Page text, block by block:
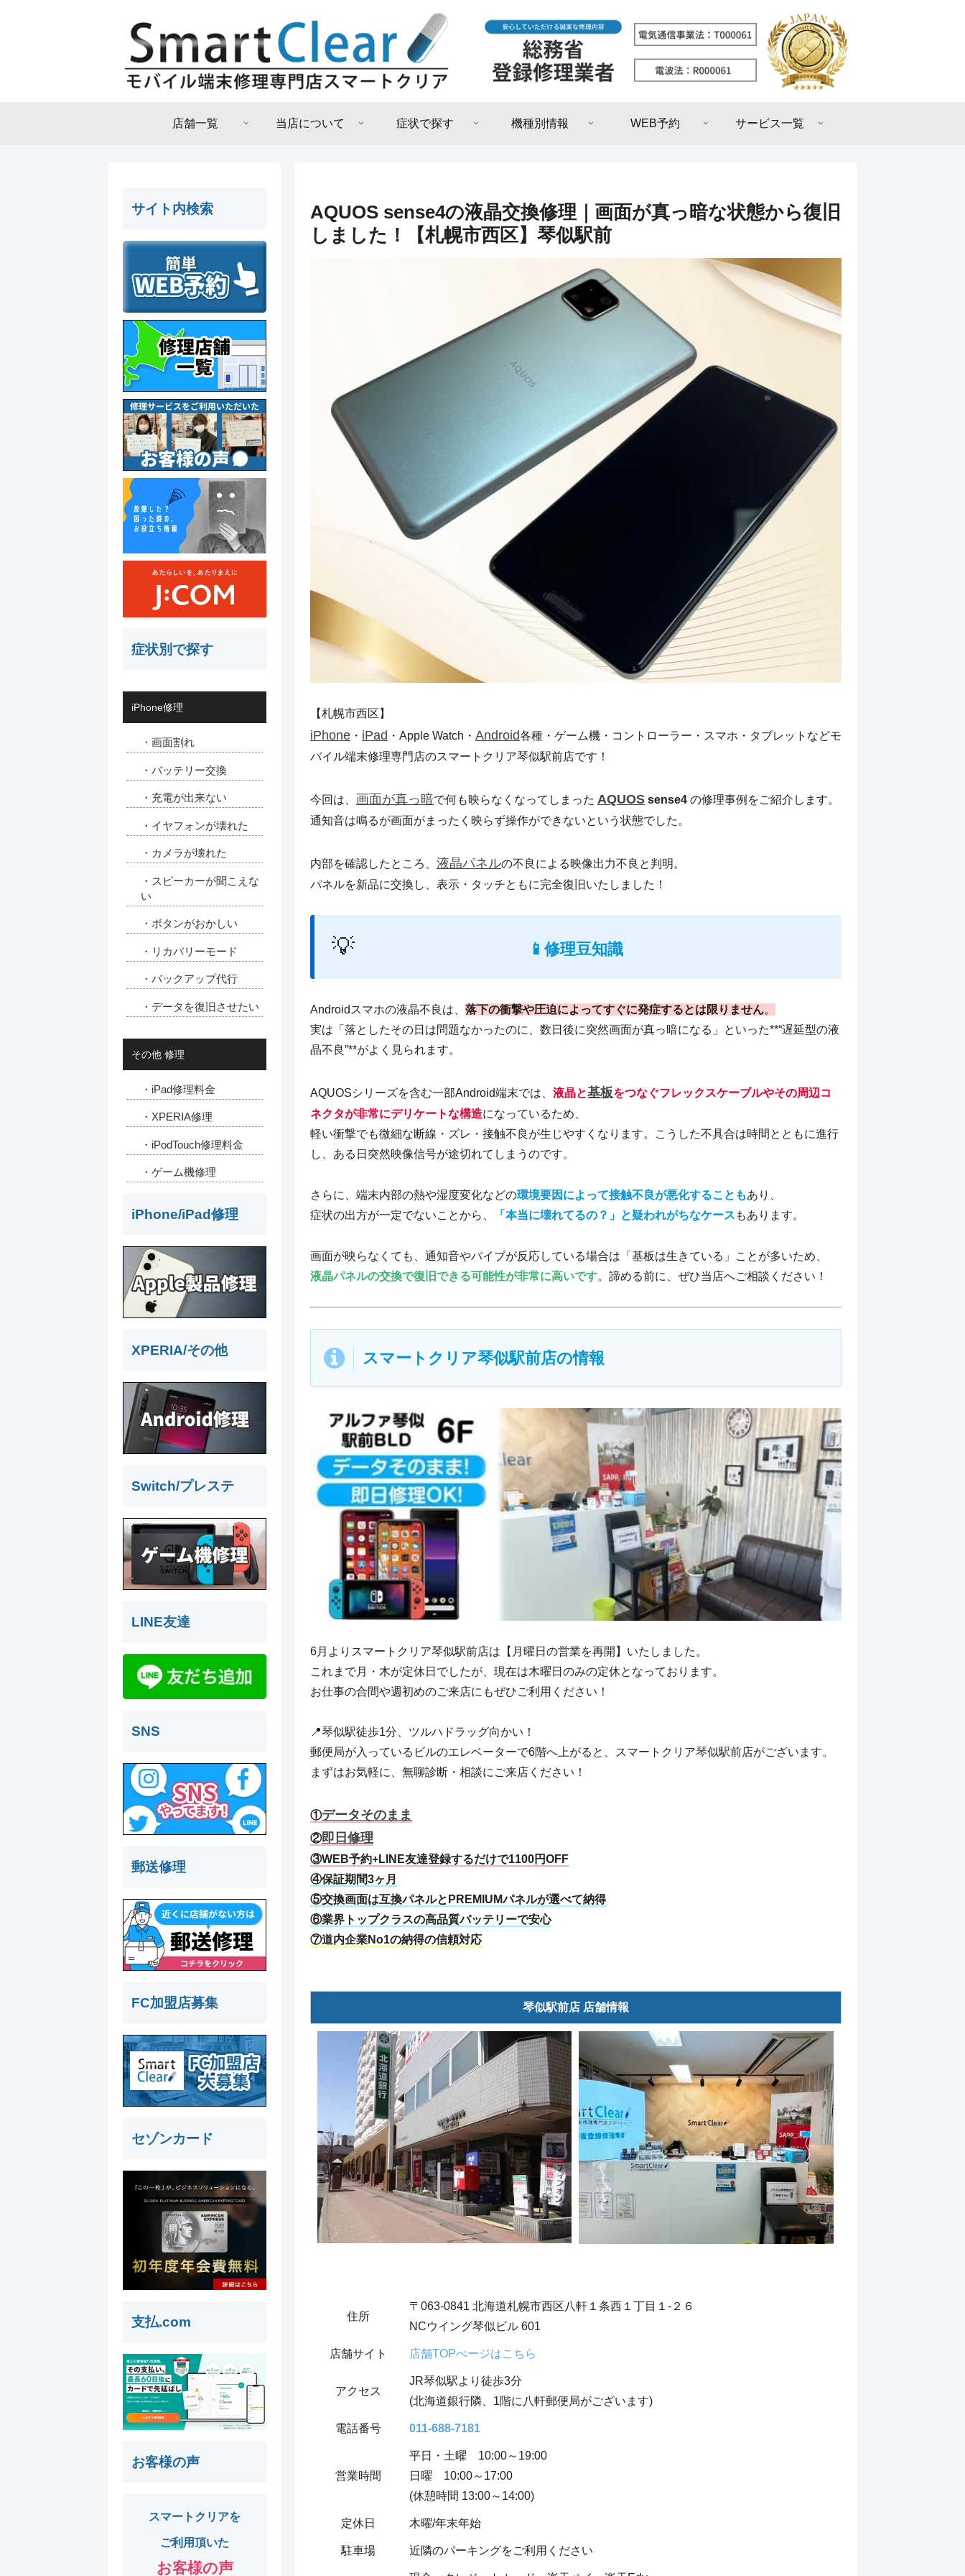
店舗一覧 当店について 症状で探す 機種別情報 WEB予約 サービス一覧
AQUOS sense4の液晶交換修理｜画面が真っ暗な状態から復旧
しました！【札幌市西区】琴似駅前
【札幌市西区】
iPhone ・ iPad ・Apple Watch・ Android各種・ゲーム機・コントローラー・スマホ・タブレットなどモ
バイル端末修理専門店のスマートクリア琴似駅前店です！
今回は、 画面が真っ暗で何も映らなくなってしまった AQUOS sense4 の修理事例をご紹介します。
通知音は鳴るが画面がまったく映らず操作ができないという状態でした。
内部を確認したところ、 液晶パネルの不良による映像出力不良と判明。
パネルを新品に交換し、表示・タッチともに完全復旧いたしました！
💡 📱修理豆知識
Androidスマホの液晶不良は、 落下の衝撃や圧迫によってすぐに発症するとは限りません。
実は「落としたその日は問題なかったのに、数日後に突然画面が真っ暗になる」といった**“遅延型の液
晶不良”**がよく見られます。
AQUOSシリーズを含む一部Android端末では、 液晶と基板をつなぐフレックスケーブルやその周辺コ
ネクタが非常にデリケートな構造になっているため、
軽い衝撃でも微細な断線・ズレ・接触不良が生じやすくなります。こうした不具合は時間とともに進行
し、ある日突然映像信号が途切れてしまうのです。
さらに、端末内部の熱や湿度変化などの環境要因によって接触不良が悪化することもあり、
症状の出方が一定でないことから、
「本当に壊れてるの？」と疑われがちなケース もあります。
画面が映らなくても、通知音やバイブが反応している場合は「基板は生きている」ことが多いため、
液晶パネルの交換で復旧できる可能性が非常に高いです。諦める前に、ぜひ当店へご相談ください！
スマートクリア琴似駅前店の情報
6月よりスマートクリア琴似駅前店は【月曜日の営業を再開】いたしました。
これまで月・木が定休日でしたが、現在は木曜日のみの定休となっております。
お仕事の合間や週初めのご来店にもぜひご利用ください！
📍琴似駅徒歩1分、ツルハドラッグ向かい！
郵便局が入っているビルのエレベーターで6階へ上がると、スマートクリア琴似駅前店がございます。
まずはお気軽に、無聊診断・相談にご来店ください！
①データそのまま
②即日修理
③WEB予約+LINE友達登録するだけで1100円OFF
④保証期間3ヶ月
⑤交換画面は互換パネルとPREMIUMパネルが選べて納得
⑥業界トップクラスの高品質バッテリーで安心
⑦道内企業No1の納得の信頼対応
琴似駅前店 店舗情報
住所
〒063-0841 北海道札幌市西区八軒１条西１丁目１-２６
NCウイング琴似ビル 601
店舗サイト 店舗TOPぺージはこちら
アクセス
JR琴似駅より徒歩3分
(北海道銀行隣、1階に八軒郵便局がございます)
電話番号 011-688-7181
営業時間
平日・土曜 10:00～19:00
日曜 10:00～17:00
(休憩時間 13:00～14:00)
定休日 木曜/年末年始
駐車場 近隣のパーキングをご利用ください
サイト内検索
症状別で探す
iPhone修理
・画面割れ
・バッテリー交換
・充電が出来ない
・イヤフォンが壊れた
・カメラが壊れた
・スピーカーが聞こえな
い
・ボタンがおかしい
・リカバリーモード
・バックアップ代行
・データを復旧させたい
その他 修理
・iPad修理料金
・XPERIA修理
・iPodTouch修理料金
・ゲーム機修理
iPhone/iPad修理
XPERIA/その他
Switch/プレステ
LINE友達
SNS
郵送修理
FC加盟店募集
セゾンカード
支払.com
お客様の声
スマートクリアを
ご利用頂いた
お客様の声